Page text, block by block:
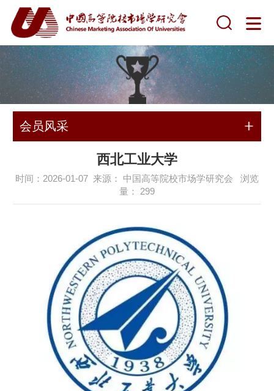
会员风采
西北工业大学
时间：2026-01-07 来源： 中国高等院校市场学研究会 浏览
量： 299